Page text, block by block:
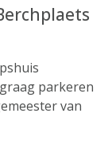
parkeren
van